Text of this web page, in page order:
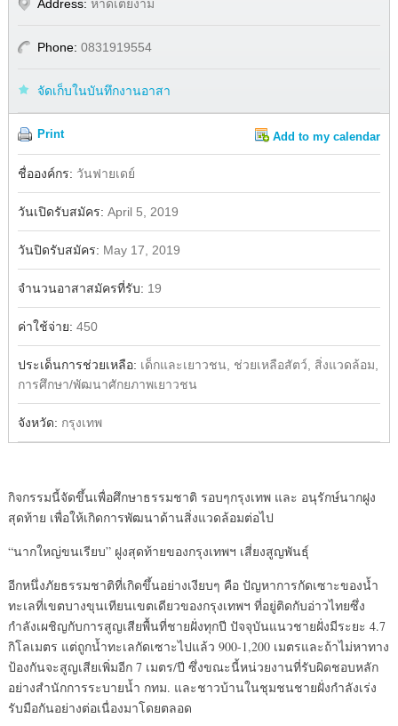
Address: หาดเตยงาม
Phone: 0831919554
จัดเก็บในบันทึกงานอาสา
Print Add to my calendar
Facebook
ชื่อองค์กร: วันฟายเดย์
วันเปิดรับสมัคร: April 5, 2019
วันปิดรับสมัคร: May 17, 2019
จำนวนอาสาสมัครที่รับ: 19
ค่าใช้จ่าย: 450
ประเด็นการช่วยเหลือ: เด็กและเยาวชน, ช่วยเหลือสัตว์, สิ่งแวดล้อม,
การศึกษา/พัฒนาศักยภาพเยาวชน
จังหวัด: กรุงเทพ
กิจกรรมนี้จัดขึ้นเพื่อศึกษาธรรมชาติ รอบๆกรุงเทพ และ อนุรักษ์นากฝูง
สุดท้าย เพื่อให้เกิดการพัฒนาด้านสิ่งแวดล้อมต่อไป
“นากใหญ่ขนเรียบ” ฝูงสุดท้ายของกรุงเทพฯ เสี่ยงสูญพันธุ์
อีกหนึ่งภัยธรรมชาติที่เกิดขึ้นอย่างเงียบๆ คือ ปัญหาการกัดเซาะของน้ำ
ทะเลที่เขตบางขุนเทียนเขตเดียวของกรุงเทพฯ ที่อยู่ติดกับอ่าวไทยซึ่ง
กำลังเผชิญกับการสูญเสียพื้นที่ชายฝั่งทุกปี ปัจจุบันแนวชายฝั่งมีระยะ 4.7
กิโลเมตร แต่ถูกน้ำทะเลกัดเซาะไปแล้ว 900-1,200 เมตรและถ้าไม่หาทาง
ป้องกันจะสูญเสียเพิ่มอีก 7 เมตร/ปี ซึ่งขณะนี้หน่วยงานที่รับผิดชอบหลัก
อย่างสำนักการระบายน้ำ กทม. และชาวบ้านในชุมชนชายฝั่งกำลังเร่ง
รับมือกันอย่างต่อเนื่องมาโดยตลอด